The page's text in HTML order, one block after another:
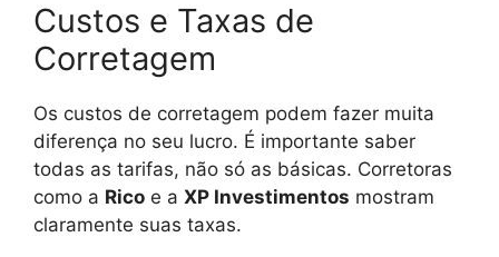
Custos e Taxas de
Corretagem
Os custos de corretagem podem fazer muita
diferença no seu lucro. É importante saber
todas as tarifas, não só as básicas. Corretoras
como a Rico e a XP Investimentos mostram
claramente suas taxas.